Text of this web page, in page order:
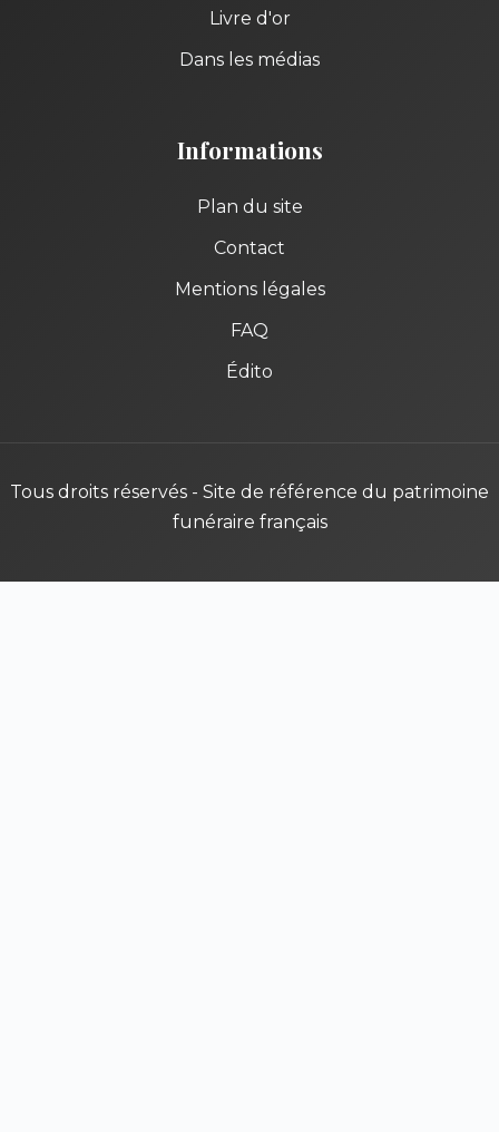
Livre d'or
Dans les médias
Informations
Plan du site
Contact
Mentions légales
FAQ
Édito
Tous droits réservés - Site de référence du patrimoine
funéraire français